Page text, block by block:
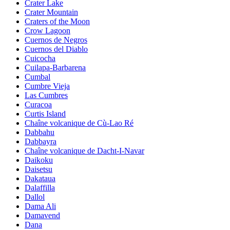
Crater Lake
Crater Mountain
Craters of the Moon
Crow Lagoon
Cuernos de Negros
Cuernos del Diablo
Cuicocha
Cuilapa-Barbarena
Cumbal
Cumbre Vieja
Las Cumbres
Curacoa
Curtis Island
Chaîne volcanique de Cù-Lao Ré
Dabbahu
Dabbayra
Chaîne volcanique de Dacht-I-Navar
Daikoku
Daisetsu
Dakataua
Dalaffilla
Dallol
Dama Ali
Damavend
Dana